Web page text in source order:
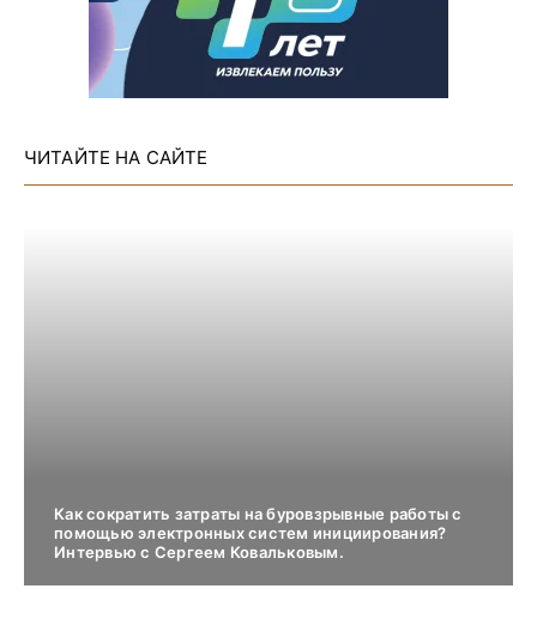
ЧИТАЙТЕ НА САЙТЕ
Как сократить затраты на буровзрывные работы с
помощью электронных систем инициирования?
Интервью с Сергеем Ковальковым.